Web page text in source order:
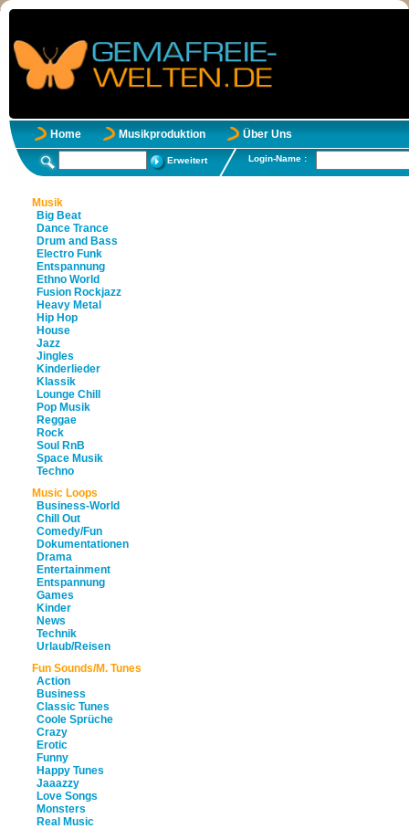
Home Musikproduktion Über Uns
Erweitert Login-Name :
Musik
Big Beat
Dance Trance
Drum and Bass
Electro Funk
Entspannung
Ethno World
Fusion Rockjazz
Heavy Metal
Hip Hop
House
Jazz
Jingles
Kinderlieder
Klassik
Lounge Chill
Pop Musik
Reggae
Rock
Soul RnB
Space Musik
Techno
Music Loops
Business-World
Chill Out
Comedy/Fun
Dokumentationen
Drama
Entertainment
Entspannung
Games
Kinder
News
Technik
Urlaub/Reisen
Fun Sounds/M. Tunes
Action
Business
Classic Tunes
Coole Sprüche
Crazy
Erotic
Funny
Happy Tunes
Jaaazzy
Love Songs
Monsters
Real Music